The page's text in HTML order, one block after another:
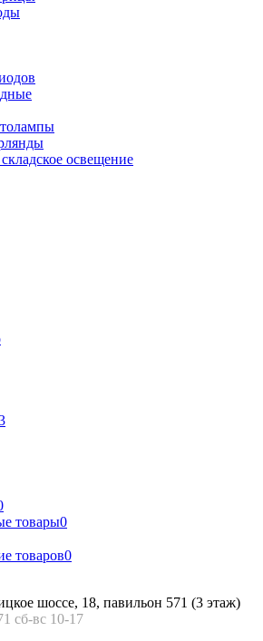
освещение
товары0
товаров0
шоссе, 18, павильон 571 (3 этаж)
сб-вс 10-17